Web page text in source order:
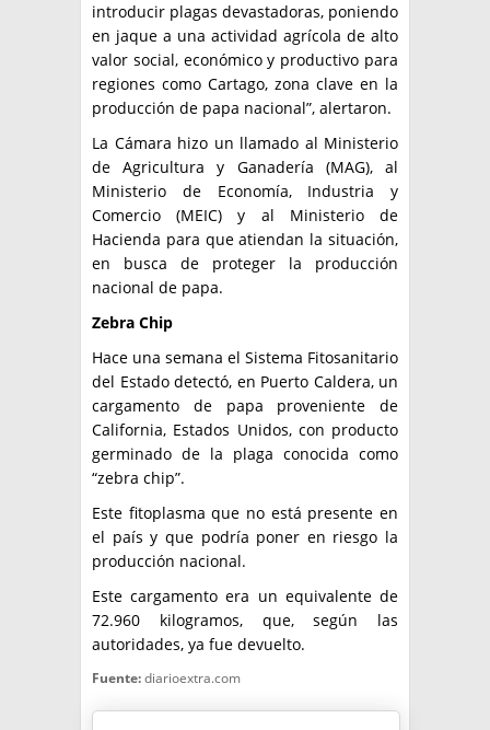
introducir plagas devastadoras, poniendo
en jaque a una actividad agrícola de alto
valor social, económico y productivo para
regiones como Cartago, zona clave en la
producción de papa nacional”, alertaron.
La Cámara hizo un llamado al Ministerio
de Agricultura y Ganadería (MAG), al
Ministerio de Economía, Industria y
Comercio (MEIC) y al Ministerio de
Hacienda para que atiendan la situación,
en busca de proteger la producción
nacional de papa.
Zebra Chip
Hace una semana el Sistema Fitosanitario
del Estado detectó, en Puerto Caldera, un
cargamento de papa proveniente de
California, Estados Unidos, con producto
germinado de la plaga conocida como
“zebra chip”.
Este fitoplasma que no está presente en
el país y que podría poner en riesgo la
producción nacional.
Este cargamento era un equivalente de
72.960 kilogramos, que, según las
autoridades, ya fue devuelto.
Fuente:diarioextra.com